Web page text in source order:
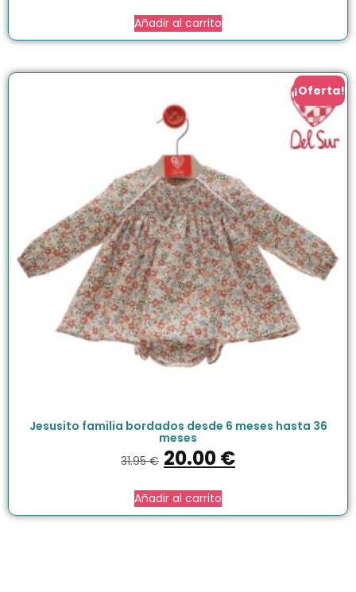
Añadir al carrito
¡Oferta!
Jesusito familia bordados desde 6 meses hasta 36
meses
31.95€ 20.00€
Añadir al carrito